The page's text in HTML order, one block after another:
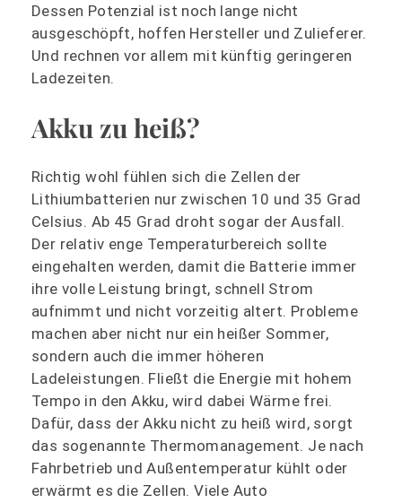
Dessen Potenzial ist noch lange nicht
ausgeschöpft, hoffen Hersteller und Zulieferer.
Und rechnen vor allem mit künftig geringeren
Ladezeiten.
Akku zu heiß?
Richtig wohl fühlen sich die Zellen der
Lithiumbatterien nur zwischen 10 und 35 Grad
Celsius. Ab 45 Grad droht sogar der Ausfall.
Der relativ enge Temperaturbereich sollte
eingehalten werden, damit die Batterie immer
ihre volle Leistung bringt, schnell Strom
aufnimmt und nicht vorzeitig altert. Probleme
machen aber nicht nur ein heißer Sommer,
sondern auch die immer höheren
Ladeleistungen. Fließt die Energie mit hohem
Tempo in den Akku, wird dabei Wärme frei.
Dafür, dass der Akku nicht zu heiß wird, sorgt
das sogenannte Thermomanagement. Je nach
Fahrbetrieb und Außentemperatur kühlt oder
erwärmt es die Zellen. Viele Auto